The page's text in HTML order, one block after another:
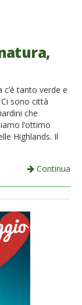
tanto verde e
sono città
che
l’ottimo
Highlands. Il
Continua